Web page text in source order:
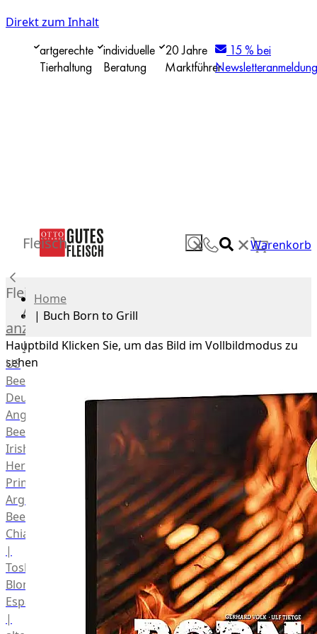
Direkt zum Inhalt
artgerechte
Tierhaltung
individuelle
Beratung
20 Jahre
Marktführer
15 % bei
Newsletteranmeldung
✕ ✕Warenkorb
Fleisch
Fleisch
Alle
anzeigen
Rind
US
Beef
Deutsches
Angus
Beef
Irish
Hereford
Prime
Argentina
Beef
Chianina
|
Toskana
Blonda
Espanola
|
Home
| Buch Born to Grill
Hauptbild Klicken Sie, um das Bild im Vollbildmodus zu
sehen